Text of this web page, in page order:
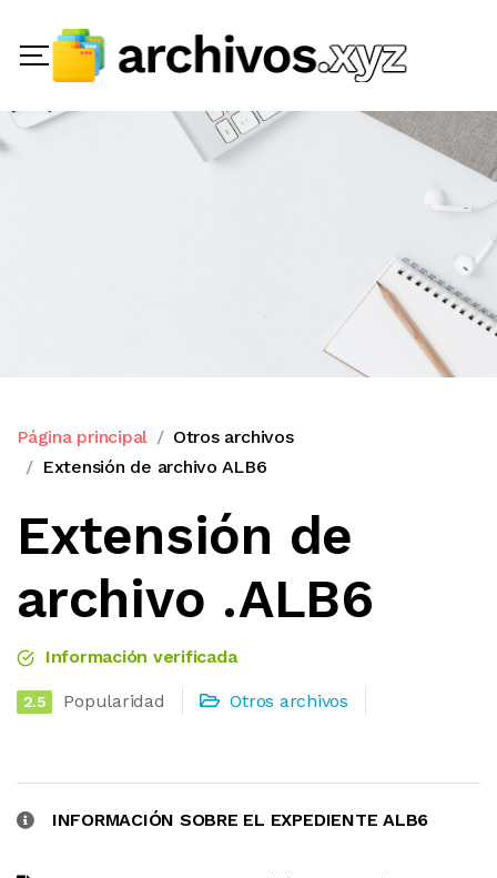
Página principal
Otros archivos
Extensión de archivo ALB6
Extensión de
archivo .ALB6
Información verificada
2.5 Popularidad Otros archivos
INFORMACIÓN SOBRE EL EXPEDIENTE ALB6